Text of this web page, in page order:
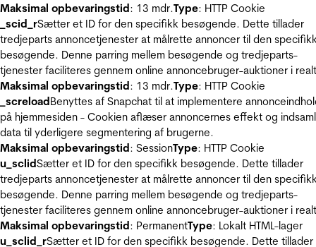
Maksimal opbevaringstid: 13 mdr.Type: HTTP Cookie
_scid_rSætter et ID for den specifikk besøgende. Dette tillader
tredjeparts annoncetjenester at målrette annoncer til den
besøgende. Denne parring mellem besøgende og tredjeparts-
tjenester faciliteres gennem online annoncebruger-auktioner i
Maksimal opbevaringstid: 13 mdr.Type: HTTP Cookie
_screloadBenyttes af Snapchat til at implementere
på hjemmesiden - Cookien aflæser annoncernes effekt og
data til yderligere segmentering af brugerne.
Maksimal opbevaringstid: SessionType: HTTP Cookie
u_sclidSætter et ID for den specifikk besøgende. Dette tillader
tredjeparts annoncetjenester at målrette annoncer til den
besøgende. Denne parring mellem besøgende og tredjeparts-
tjenester faciliteres gennem online annoncebruger-auktioner i
Maksimal opbevaringstid: PermanentType: Lokalt HTML-lager
u_sclid_rSætter et ID for den specifikk besøgende. Dette tillader